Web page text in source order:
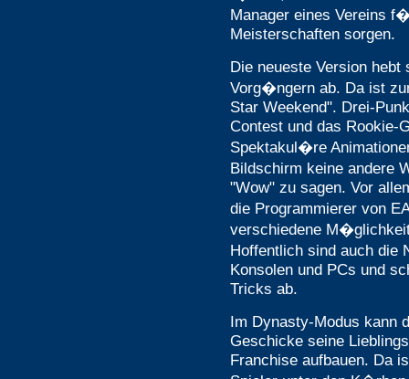
Manager eines Vereins
Meisterschaften sorgen.
Die neueste Version
Vorg�ngern ab. Da ist
Star Weekend". Drei-
Contest und das Rookie-
Spektakul�re
Bildschirm keine andere
"Wow" zu sagen. Vor
die Programmierer von
verschiedene
Hoffentlich sind auch
Konsolen und PCs und
Tricks ab.
Im Dynasty-Modus kann
Geschicke seine
Franchise aufbauen. Da